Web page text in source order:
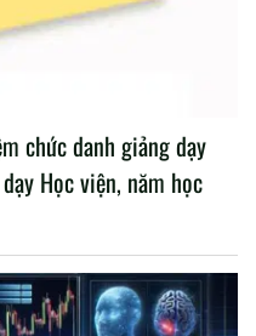
chức danh giảng dạy
Học viện, năm học